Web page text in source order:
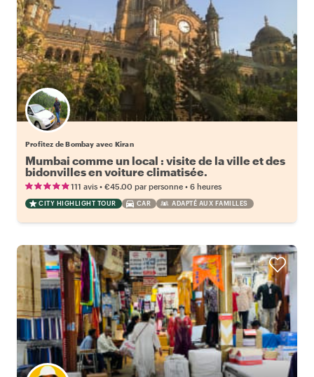
Profitez de Bombay avec Kiran
Mumbai comme un local : visite de la ville et des
bidonvilles en voiture climatisée.
111 avis • €45.00 par personne • 6 heures
CITY HIGHLIGHT TOUR CAR ADAPTÉ AUX FAMILLES